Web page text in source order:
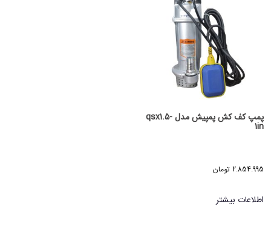
پمپ کف کش پمپیش مدل qsx1.5-
1in
2.854.995 تومان
اطلاعات بیشتر